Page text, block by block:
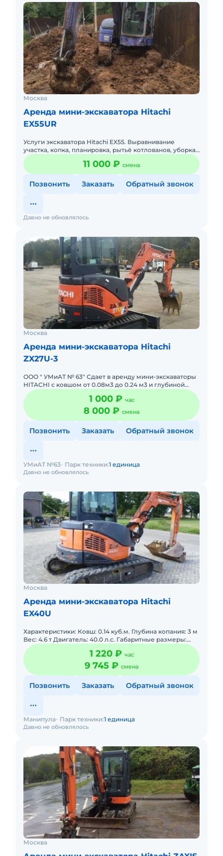
Москва
Аренда мини-экскаватора Hitachi
EX55UR
Услуги экскаватора Hitachi EX55. Выравнивание
участка, копка, планировка, рытьё котлованов, уборка
снега, погрузка, выгрузка (щебень, песок, торф).
11 000 ₽ смена
Позвонить Заказать Обратный звонок
Давно не обновлялось
Москва
Аренда мини-экскаватора Hitachi
ZX27U-3
ООО " УМиАТ № 63" Сдает в аренду мини-экскаваторы
HITACHI с ковшом от 0.08м3 до 0.24 м3 и глубиной
копания от 2.9м до 4м, цена за смену от 8000р, в
автопарке та
1 000 ₽ час
8 000 ₽ смена
Позвонить Заказать Обратный звонок
Давно не обновлялось
УМиАТ №63 Парк техники:1 единица
Москва
Аренда мини-экскаватора Hitachi
EX40U
Характеристики: Ковш: 0.14 куб.м. Глубина копания: 3 м
Вес: 4.6 т Двигатель: 40.0 л.с. Габаритные размеры:
Общая длина, мм: 5340 Общая ширина, мм: 1960 Высот
1 220 ₽ час
9 745 ₽ смена
Позвонить Заказать Обратный звонок
Давно не обновлялось
Манипула Парк техники:1 единица
Москва